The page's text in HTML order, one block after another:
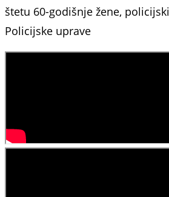
štetu 60-godišnje žene,
Policijske uprave